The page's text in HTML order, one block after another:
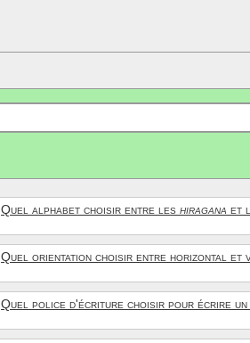
Quel alphabet choisir entre les hiragana et
Quel orientation choisir entre horizontal et
Quel police d'écriture choisir pour écrire un